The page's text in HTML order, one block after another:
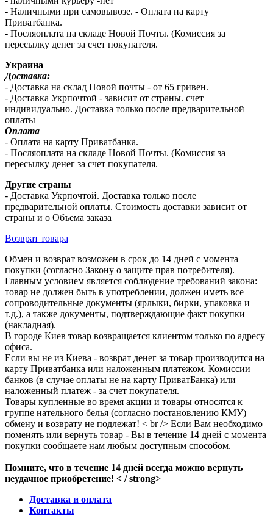
- Наличными при самовывозе. - Оплата на карту
Приватбанка.
- Посляоплата на складе Новой Почты. (Комиссия за
пересылку денег за счет покупателя.
Украина
Доставка:
- Доставка на склад Новой почты - от 65 гривен.
- Доставка Укрпочтой - зависит от страны. счет
индивидуально. Доставка только после предварительной
оплаты
Оплата
- Оплата на карту Приватбанка.
- Посляоплата на складе Новой Почты. (Комиссия за
пересылку денег за счет покупателя.
Другие страны
- Доставка Укрпочтой. Доставка только после
предварительной оплаты. Стоимость доставки зависит от
страны и о Объема заказа
Возврат товара
Обмен и возврат возможен в срок до 14 дней с момента
покупки (согласно Закону о защите прав потребителя).
Главным условием является соблюдение требований закона:
товар не должен быть в употреблении, должен иметь все
сопроводительные документы (ярлыки, бирки, упаковка и
т.д.), а также документы, подтверждающие факт покупки
(накладная).
В городе Киев товар возвращается клиентом только по адресу
офиса.
Если вы не из Киева - возврат денег за товар производится на
карту Приватбанка или наложенным платежом. Комиссии
банков (в случае оплаты не на карту ПриватБанка) или
наложенный платеж - за счет покупателя.
Товары купленные во время акции и товары относятся к
группе нательного белья (согласно постановлению КМУ)
обмену и возврату не подлежат! < br /> Если Вам необходимо
поменять или вернуть товар - Вы в течение 14 дней с момента
покупки сообщаете нам любым доступным способом.
Помните, что в течение 14 дней всегда можно вернуть
неудачное приобретение! < / strong>
Доставка и оплата
Контакты